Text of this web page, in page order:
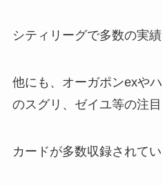
シティリーグで多数の実績
他にも、オーガポンexや
のスグリ、ゼイユ等の注目
カードが多数収録されてい